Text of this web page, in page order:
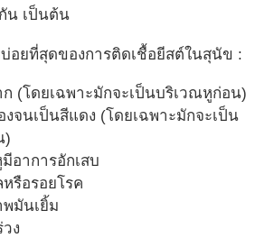
น เป็นต้น
ยที่สุดของการติดเชื้อยีสต์ในสุนัข :
(โดยเฉพาะมักจะเป็นบริเวณหูก่อน)
งจนเป็นสีแดง (โดยเฉพาะมักจะเป็น
)
อาการอักเสบ
รือรอยโรค
มันเยิ้ม
ง